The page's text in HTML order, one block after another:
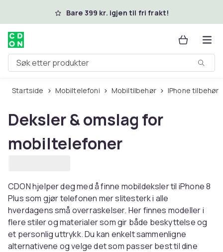
Hopp til hovedinnholdBare 399 kr. igjen til fri frakt!
Søk etter produkter
Startside Mobiltelefoni Mobiltilbehør iPhone tilbehør
Deksler & omslag for
mobiltelefoner
CDON hjelper deg med å finne mobildeksler til iPhone 8
Plus som gjør telefonen mer slitesterk i alle
hverdagens små overraskelser. Her finnes modeller i
flere stiler og materialer som gir både beskyttelse og
et personlig uttrykk. Du kan enkelt sammenligne
alternativene og velge det som passer best til dine